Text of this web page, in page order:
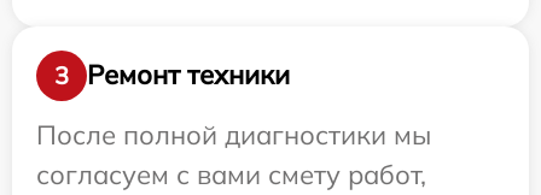
3
Ремонт техники
После полной диагностики мы
согласуем с вами смету работ,